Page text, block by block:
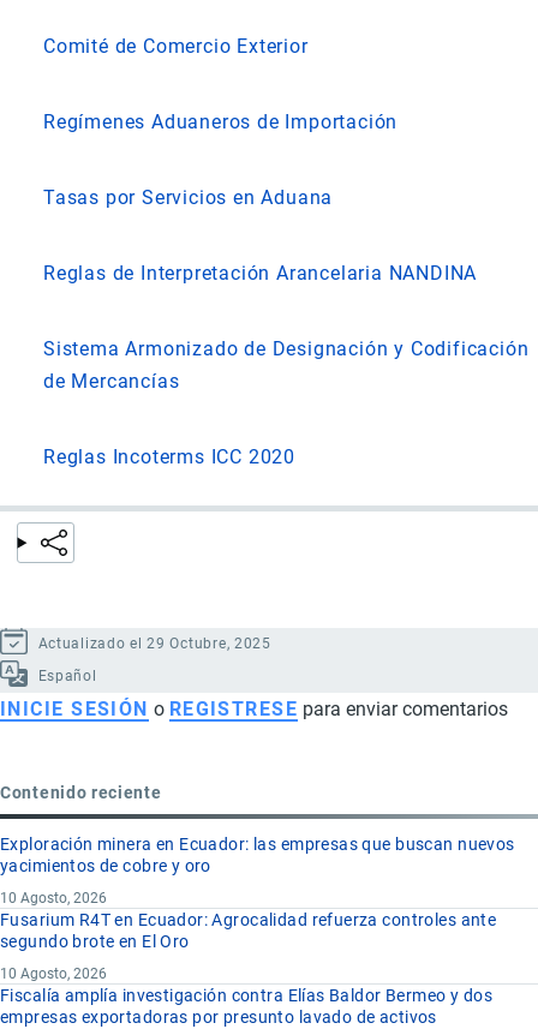
Comité de Comercio Exterior
Regímenes Aduaneros de Importación
Tasas por Servicios en Aduana
Reglas de Interpretación Arancelaria NANDINA
Sistema Armonizado de Designación y Codificación
de Mercancías
Reglas Incoterms ICC 2020
Actualizado el 29 Octubre, 2025
Español
INICIE SESIÓN o REGISTRESE para enviar comentarios
Contenido reciente
Exploración minera en Ecuador: las empresas que buscan nuevos
yacimientos de cobre y oro
10 Agosto, 2026
Fusarium R4T en Ecuador: Agrocalidad refuerza controles ante
segundo brote en El Oro
10 Agosto, 2026
Fiscalía amplía investigación contra Elías Baldor Bermeo y dos
empresas exportadoras por presunto lavado de activos